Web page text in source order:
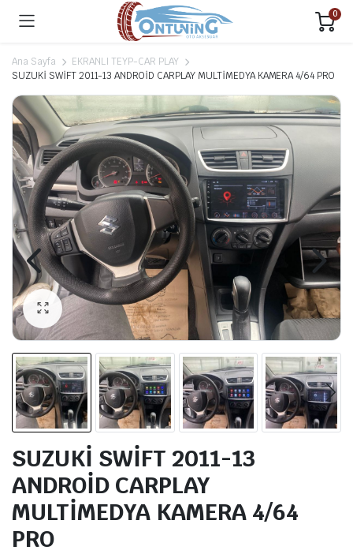
0
Ana Sayfa
EKRANLI TEYP-CAR PLAY
SUZUKİ SWİFT 2011-13 ANDROİD CARPLAY MULTİMEDYA KAMERA 4/64 PRO
SUZUKİ SWİFT 2011-13
ANDROİD CARPLAY
MULTİMEDYA KAMERA 4/64
PRO